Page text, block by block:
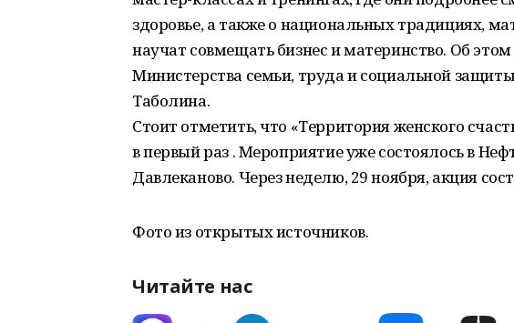
здоровье, а также о национальных традициях,
научат совмещать бизнес и материнство. Об
Министерства семьи, труда и социальной
Таболина.
Стоит отметить, что «Территория женского
в первый раз . Мероприятие уже состоялось в
Давлеканово. Через неделю, 29 ноября, акция
Фото из открытых источников.
Читайте нас